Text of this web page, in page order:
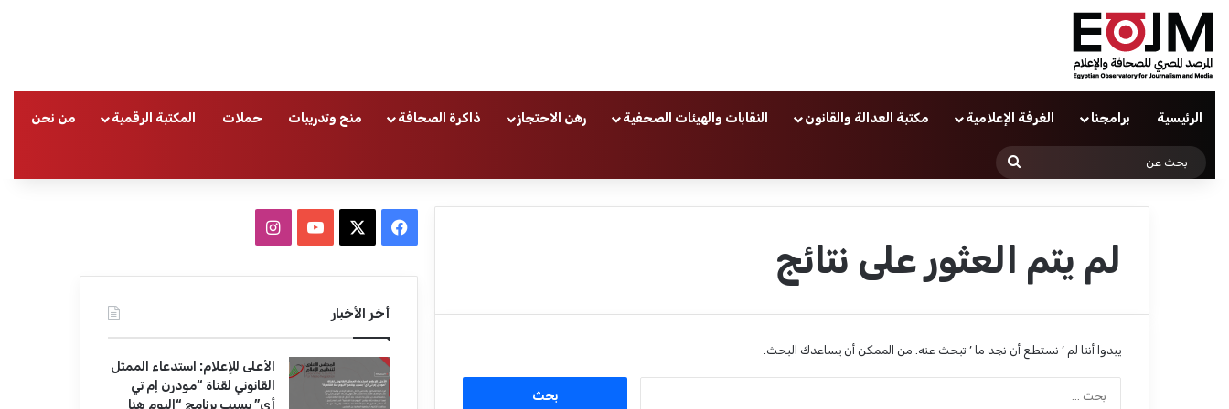
الرئيسية برامجنا الغرفة الإعلامية مكتبة العدالة والقانون النقابات والهيئات الصحفية رهن الاحتجاز ذاكرة الصحافة منح وتدريبات حملات المكتبة الرقمية من نحن
لم يتم العثور على نتائج
يبدوا أننا لم ’ نستطع أن نجد ما ’ تبحث عنه. من الممكن أن يساعدك البحث.
ب
و
u
T
ا
ت
ق
أخر الأخبار
الأعلى للإعلام: استدعاء الممثل
القانوني لقناة “مودرن إم تي
أي” بسبب برنامج “اليوم هنا